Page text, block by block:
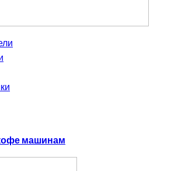
машинам